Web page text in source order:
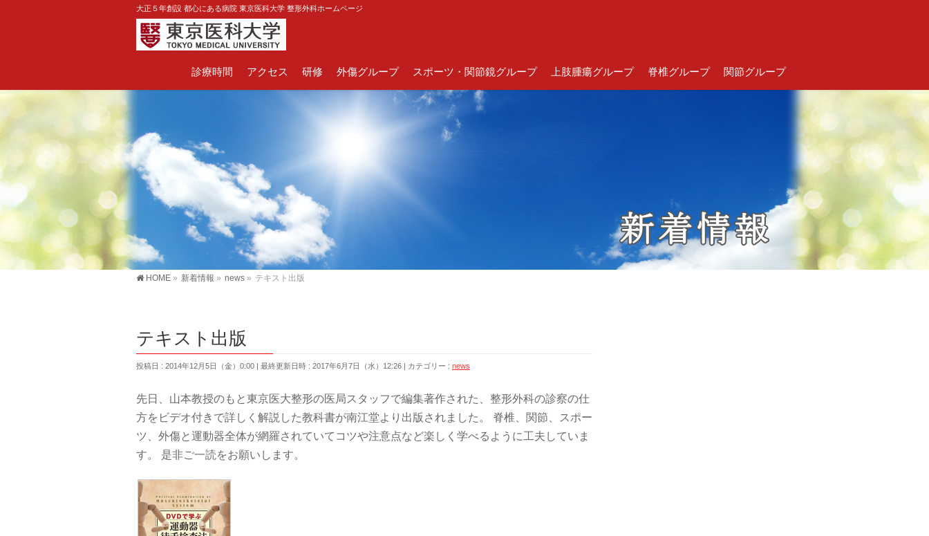
大正５年創設 都心にある病院 東京医科大学 整形外科ホームページ
診療時間 アクセス 研修 外傷グループ スポーツ・関節鏡グループ 上肢腫瘍グループ 脊椎グループ 関節グループ
HOME » 新着情報 » news » テキスト出版
テキスト出版
投稿日 : 2014年12月5日（金）0:00 最終更新日時 : 2017年6月7日（水）12:26 カテゴリー : news
先日、山本教授のもと東京医大整形の医局スタッフで編集著作された、整形外科の診察の仕
方をビデオ付きで詳しく解説した教科書が南江堂より出版されました。 脊椎、関節、スポー
ツ、外傷と運動器全体が網羅されていてコツや注意点など楽しく学べるように工夫していま
す。 是非ご一読をお願いします。